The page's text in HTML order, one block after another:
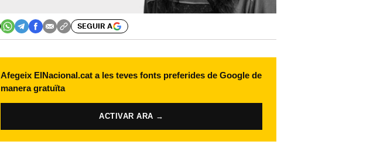
SEGUIR A
Afegeix ElNacional.cat a les teves fonts preferides de Google de
manera gratuïta
ACTIVAR ARA →